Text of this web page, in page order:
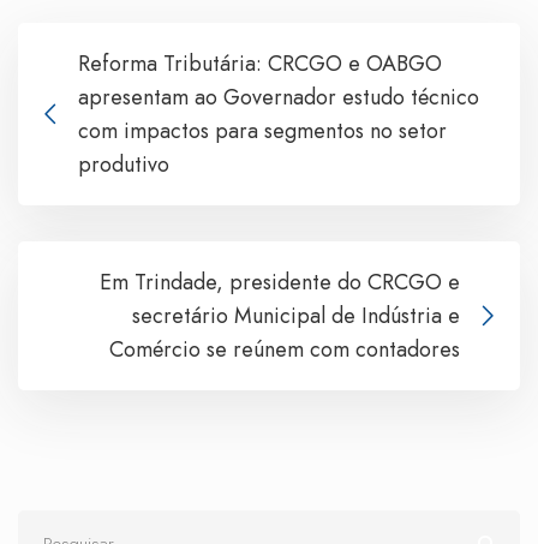
Reforma Tributária: CRCGO e OABGO
apresentam ao Governador estudo técnico
com impactos para segmentos no setor
produtivo
Em Trindade, presidente do CRCGO e
secretário Municipal de Indústria e
Comércio se reúnem com contadores